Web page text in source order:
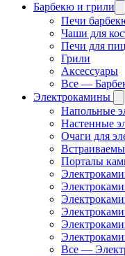
Барбекю и грили
Печи
Чаши для
Печи для
Грили
Аксессуары
Все —
Электрокамины
Напольные
Настенные
Очаги для
Порталы
Все —